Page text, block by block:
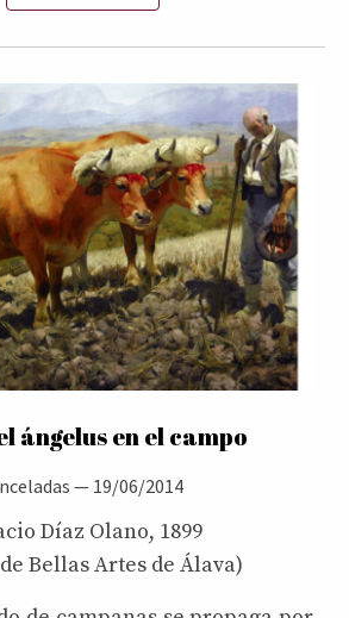
ángelus en el campo
— 19/06/2014
Díaz Olano, 1899
Bellas Artes de Álava)